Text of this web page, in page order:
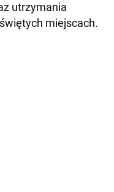
utrzymania
miejscach.